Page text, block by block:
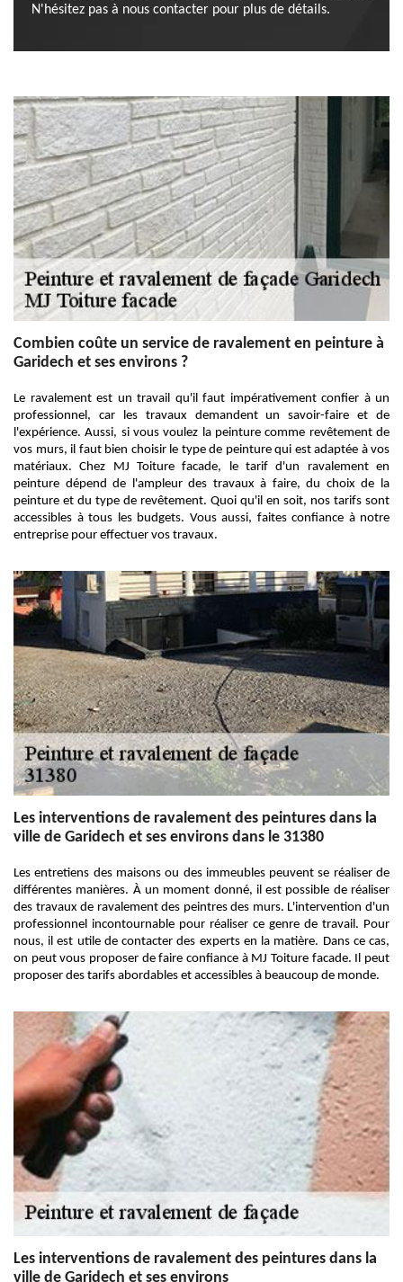
N'hésitez pas à nous contacter pour plus de détails.
Combien coûte un service de ravalement en peinture à
Garidech et ses environs ?
Le ravalement est un travail qu'il faut impérativement confier à un
professionnel, car les travaux demandent un savoir-faire et de
l'expérience. Aussi, si vous voulez la peinture comme revêtement de
vos murs, il faut bien choisir le type de peinture qui est adaptée à vos
matériaux. Chez MJ Toiture facade, le tarif d'un ravalement en
peinture dépend de l'ampleur des travaux à faire, du choix de la
peinture et du type de revêtement. Quoi qu'il en soit, nos tarifs sont
accessibles à tous les budgets. Vous aussi, faites confiance à notre
entreprise pour effectuer vos travaux.
Les interventions de ravalement des peintures dans la
ville de Garidech et ses environs dans le 31380
Les entretiens des maisons ou des immeubles peuvent se réaliser de
différentes manières. À un moment donné, il est possible de réaliser
des travaux de ravalement des peintres des murs. L'intervention d'un
professionnel incontournable pour réaliser ce genre de travail. Pour
nous, il est utile de contacter des experts en la matière. Dans ce cas,
on peut vous proposer de faire confiance à MJ Toiture facade. Il peut
proposer des tarifs abordables et accessibles à beaucoup de monde.
Les interventions de ravalement des peintures dans la
ville de Garidech et ses environs